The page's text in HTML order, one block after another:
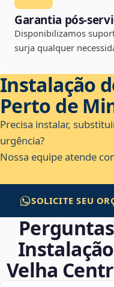
Garantia pós-
Disponibilizamos
surja qualquer
Instalação
Perto de
Precisa instalar,
urgência?
Nossa equipe atende
SOLICITE SEU
Velha